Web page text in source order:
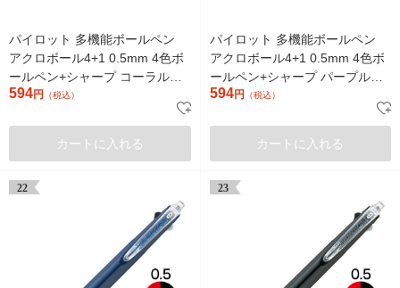
パイロット 多機能ボールペン
アクロボール4+1 0.5mm 4色ボ
ールペン+シャープ コーラルオ
レンジ軸 BH41AB-155-CO 1本
594円 （税込）
カートに入れる
パイロット 多機能ボールペン
アクロボール4+1 0.5mm 4色ボ
ールペン+シャープ パープル軸
BH41AB-155-PU 1本
594円 （税込）
カートに入れる
22 23